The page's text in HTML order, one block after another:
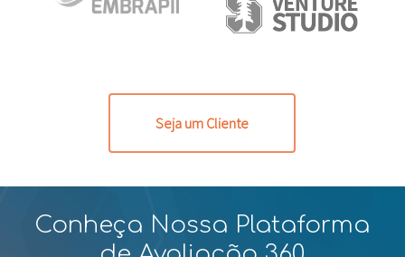
Seja um Cliente
Conheça Nossa Plataforma